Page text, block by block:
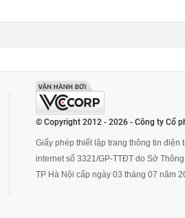
© Copyright 2012 - 2026 - Công ty Cổ
Giấy phép thiết lập trang thông tin điện
internet số 3321/GP-TTĐT do Sở
TP Hà Nội cấp ngày 03 tháng 07 năm